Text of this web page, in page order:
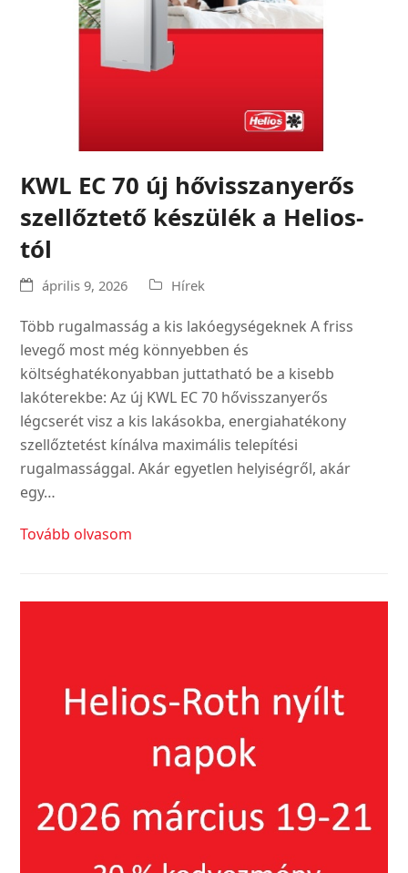
KWL EC 70 új hővisszanyerős
szellőztető készülék a Helios-
tól
április 9, 2026 Hírek
Több rugalmasság a kis lakóegységeknek A friss
levegő most még könnyebben és
költséghatékonyabban juttatható be a kisebb
lakóterekbe: Az új KWL EC 70 hővisszanyerős
légcserét visz a kis lakásokba, energiahatékony
szellőztetést kínálva maximális telepítési
rugalmassággal. Akár egyetlen helyiségről, akár
egy…
Tovább olvasom